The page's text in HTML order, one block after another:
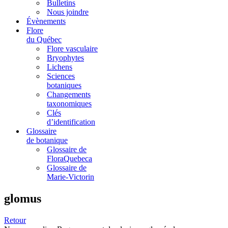
Bulletins
Nous joindre
Évènements
Flore
du Québec
Flore vasculaire
Bryophytes
Lichens
Sciences
botaniques
Changements
taxonomiques
Clés
d’identification
Glossaire
de botanique
Glossaire de
FloraQuebeca
Glossaire de
Marie-Victorin
glomus
Retour